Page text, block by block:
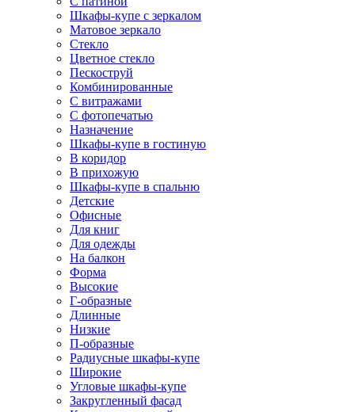
Шкафы-купе с зеркалом
Матовое зеркало
Стекло
Цветное стекло
Пескоструй
Комбинированные
С витражами
С фотопечатью
Назначение
Шкафы-купе в гостиную
В коридор
В прихожую
Шкафы-купе в спальню
Детские
Офисные
Для книг
Для одежды
На балкон
Форма
Высокие
Г-образные
Длинные
Низкие
П-образные
Радиусные шкафы-купе
Широкие
Угловые шкафы-купе
Закругленный фасад